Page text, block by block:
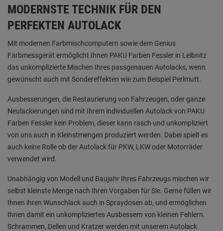
MODERNSTE TECHNIK FÜR DEN
PERFEKTEN AUTOLACK
Mit modernen Farbmischcomputern sowie dem Genius
Farbmessgerät ermöglicht Ihnen PAKU Farben Fessler in Leibnitz
das unkomplizierte Mischen Ihres passgenauen Autolacks, wenn
gewünscht auch mit Sondereffekten wie zum Beispiel Perlmutt.
Ausbesserungen, die Restaurierung von Fahrzeugen, oder ganze
Neulackierungen sind mit Ihrem individuellen Autolack von PAKU
Farben Fessler kein Problem, dieser kann rasch und unkompliziert
von uns auch in Kleinstmengen produziert werden. Dabei spielt es
auch keine Rolle ob der Autolack für PKW, LKW oder Motorräder
verwendet wird.
Unabhängig von Modell und Baujahr Ihres Fahrzeugs mischen wir
selbst kleinste Menge nach Ihren Vorgaben für Sie. Gerne füllen wir
Ihnen ihren Wunschlack auch in Spraydosen ab, und ermöglichen
Ihnen damit ein unkompliziertes Ausbessern von kleinen Fehlern.
Schrammen, Dellen und Kratzer werden mit unserem Autolack